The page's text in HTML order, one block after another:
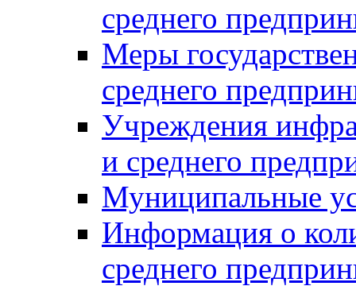
среднего
Меры
среднего
Учреждения
и среднего
Муниципальные
Информация о
среднего